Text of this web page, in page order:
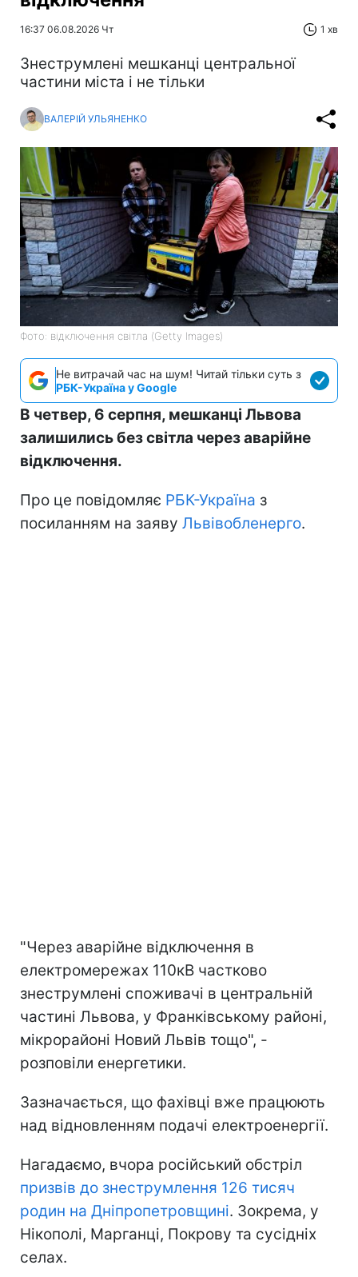
16:37 06.08.2026 Чт 1 хв
Знеструмлені мешканці центральної
частини міста і не тільки
ВАЛЕРІЙ УЛЬЯНЕНКО
Фото: відключення світла (Getty Images)
Не витрачай час на шум! Читай тільки суть з
РБК-Україна у Google
В четвер, 6 серпня, мешканці Львова
залишились без світла через аварійне
відключення.
Про це повідомляє РБК-Україна з
посиланням на заяву Львівобленерго.
"Через аварійне відключення в
електромережах 110кВ частково
знеструмлені споживачі в центральній
частині Львова, у Франківському районі,
мікрорайоні Новий Львів тощо", -
розповіли енергетики.
Зазначається, що фахівці вже працюють
над відновленням подачі електроенергії.
Нагадаємо, вчора російський обстріл
призвів до знеструмлення 126 тисяч
родин на Дніпропетровщині. Зокрема, у
Нікополі, Марганці, Покрову та сусідніх
селах.